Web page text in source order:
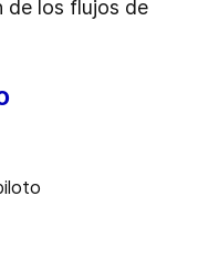
de los flujos de